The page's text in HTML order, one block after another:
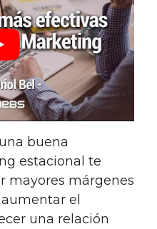
buena
estacional te
mayores márgenes
el
una relación